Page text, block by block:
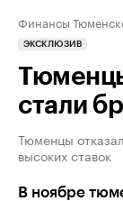
Финансы
ЭКСКЛЮЗИВ
стали
Тюменцы
высоких ставок
В ноябре